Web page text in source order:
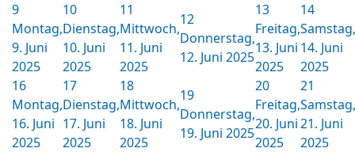
9
Montag,
9. Juni
2025
10
Dienstag,
10. Juni
2025
11
Mittwoch,
11. Juni
2025
12
Donnerstag,
12. Juni 2025
13
Freitag,
13. Juni
2025
14
Samstag,
14. Juni
2025
16
Montag,
16. Juni
2025
17
Dienstag,
17. Juni
2025
18
Mittwoch,
18. Juni
2025
19
Donnerstag,
19. Juni 2025
20
Freitag,
20. Juni
2025
21
Samstag,
21. Juni
2025